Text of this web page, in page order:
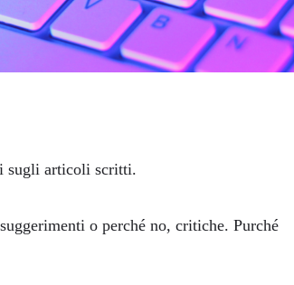
sugli articoli scritti.
o perché no, critiche. Purché